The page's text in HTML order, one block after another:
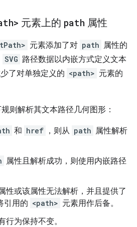
元素上的 path 属性
元素添加了对 path 属性的
SVG 路径数据以内嵌方式定义文本
了对单独定义的 <path> 元素的
则解析其文本路径几何图形：
和 href ，则从 path 属性解析
属性且解析成功，则使用内嵌路径
性或该属性无法解析，并且提供了
引用的 <path> 元素用作后备。
行为保持不变。